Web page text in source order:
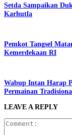
Setda Sampaikan
Karhutla
Pemkot Tangsel
Kemerdekaan RI
Wabup Intan Harap
Permainan
LEAVE A REPLY